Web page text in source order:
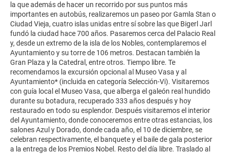
la que además de hacer un recorrido por sus puntos más
importantes en autobús, realizaremos un paseo por Gamla Stan o
Ciudad Vieja, cuatro islas unidas entre sí sobre las que Bigerl Jarl
fundó la ciudad hace 700 años. Pasaremos cerca del Palacio Real
y, desde un extremo de la isla de los Nobles, contemplaremos el
Ayuntamiento y su torre de 106 metros. Destacan también la
Gran Plaza y la Catedral, entre otros. Tiempo libre. Te
recomendamos la excursión opcional al Museo Vasa y al
Ayuntamiento* (incluida en categoría Selección-Vi). Visitaremos
con guía local el Museo Vasa, que alberga el galeón real hundido
durante su botadura, recuperado 333 años después y hoy
restaurado en todo su esplendor. Después visitaremos el interior
del Ayuntamiento, donde conoceremos entre otras estancias, los
salones Azul y Dorado, donde cada año, el 10 de diciembre, se
celebran respectivamente, el banquete y el baile de gala posterior
a la entrega de los Premios Nobel. Resto del día libre. Traslado al